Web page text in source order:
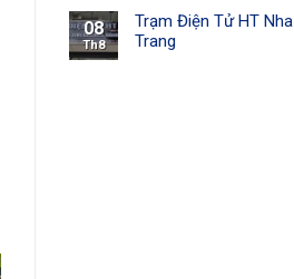
08
Th8
Trạm Điện Tử HT Nha
Trang